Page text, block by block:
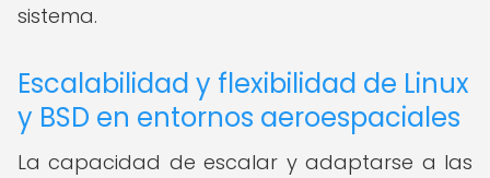
sistema.
Escalabilidad y flexibilidad de Linux
y BSD en entornos aeroespaciales
La capacidad de escalar y adaptarse a las